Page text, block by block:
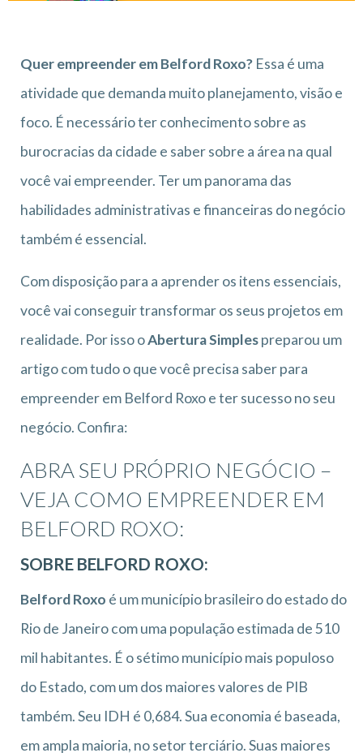
Quer empreender em Belford Roxo? Essa é uma
atividade que demanda muito planejamento, visão e
foco. É necessário ter conhecimento sobre as
burocracias da cidade e saber sobre a área na qual
você vai empreender. Ter um panorama das
habilidades administrativas e financeiras do negócio
também é essencial.
Com disposição para a aprender os itens essenciais,
você vai conseguir transformar os seus projetos em
realidade. Por isso oAbertura Simplespreparou um
artigo com tudo o que você precisa saber para
empreender em Belford Roxo e ter sucesso no seu
negócio. Confira:
ABRA SEU PRÓPRIO NEGÓCIO –
VEJA COMO EMPREENDER EM
BELFORD ROXO:
SOBRE BELFORD ROXO:
Belford Roxo é um município brasileiro do estado do
Rio de Janeiro com uma população estimada de 510
mil habitantes. É o sétimo município mais populoso
do Estado, com um dos maiores valores de PIB
também. Seu IDH é 0,684. Sua economia é baseada,
em ampla maioria, no setor terciário. Suas maiores